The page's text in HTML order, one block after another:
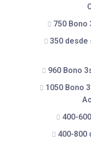
750 Bono
350 desde
960 Bono
1050 Bono
400-
400-800